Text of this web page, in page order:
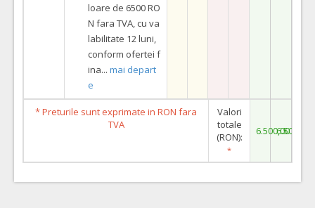
loare de 6500 RO
N fara TVA, cu va
labilitate 12 luni,
conform ofertei f
ina... mai depart
e
* Preturile sunt exprimate in RON fara
TVA
Valori
totale
(RON):
*
6.500,006.500,00